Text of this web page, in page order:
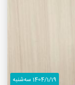
1404/1/19 سه‌شنبه